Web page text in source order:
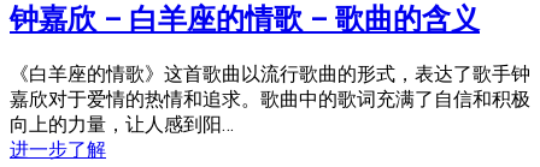
钟嘉欣 – 白羊座的情歌 – 歌曲的含义
《白羊座的情歌》这首歌曲以流行歌曲的形式，表达了歌手钟
嘉欣对于爱情的热情和追求。歌曲中的歌词充满了自信和积极
向上的力量，让人感到阳…
进一步了解